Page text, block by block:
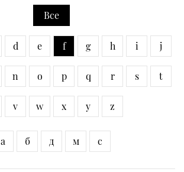
Все
d e f g h i j
n o p q r s t
v w x y z
а б д м с